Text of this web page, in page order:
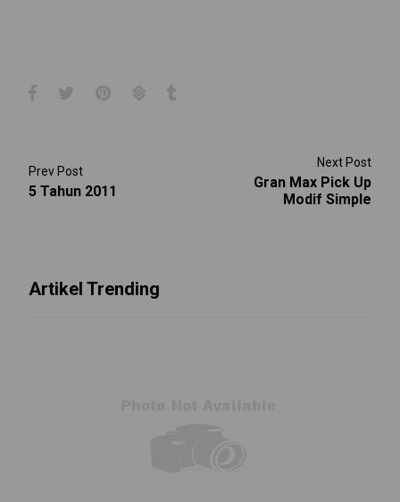
Prev Post
5 Tahun 2011
Next Post
Gran Max Pick Up
Modif Simple
Artikel Trending